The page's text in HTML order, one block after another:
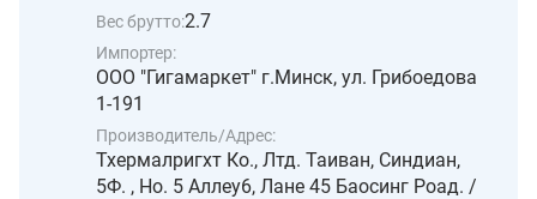
Вес брутто:2.7
Импортер:
ООО "Гигамаркет" г.Минск, ул. Грибоедова
1-191
Производитель/Адрес:
Тхермалригхт Ко., Лтд. Таиван, Синдиан,
5Ф. , Но. 5 Аллеу6, Лане 45 Баосинг Роад. /